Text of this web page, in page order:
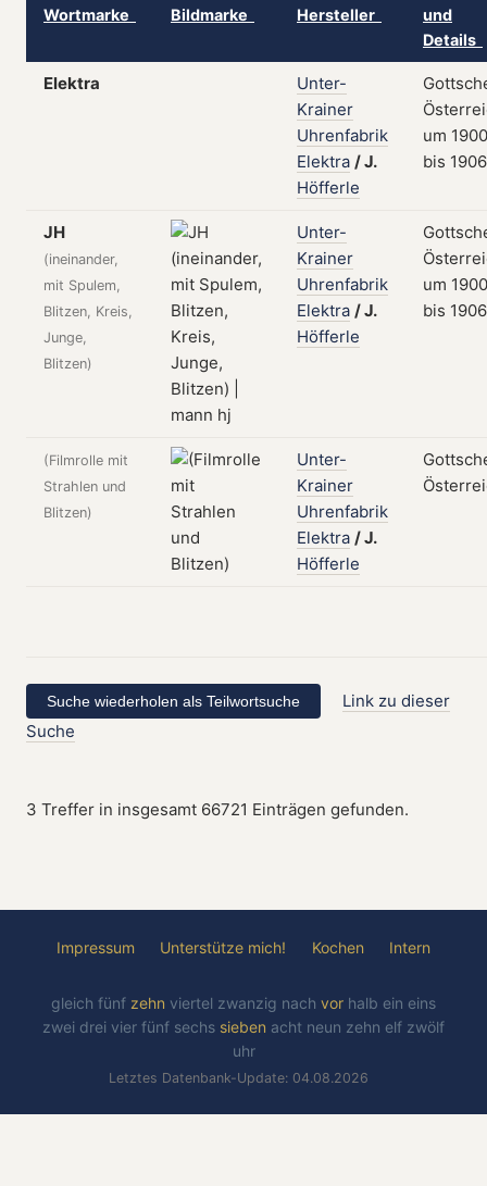
Wortmarke Bildmarke Hersteller
und
Details
Elektra
Unter-
Krainer
Uhrenfabrik
Elektra /J.
Höfferle
um 1900
bis 1906
JH
(ineinander,
mit Spulem,
Blitzen, Kreis,
Junge,
Blitzen)
Unter-
Krainer
Uhrenfabrik
Elektra /J.
Höfferle
um 1900
bis 1906
(Filmrolle mit
Strahlen und
Blitzen)
Unter-
Krainer
Uhrenfabrik
Elektra /J.
Höfferle
Link zu dieser
Suche
3 Treffer in insgesamt 66721 Einträgen gefunden.
Impressum Unterstütze mich! Kochen Intern
gleich fünf zehn viertel zwanzig nach vor halb ein eins
zwei drei vier fünf sechs sieben acht neun zehn elf zwölf
uhr
Letztes Datenbank-Update: 04.08.2026